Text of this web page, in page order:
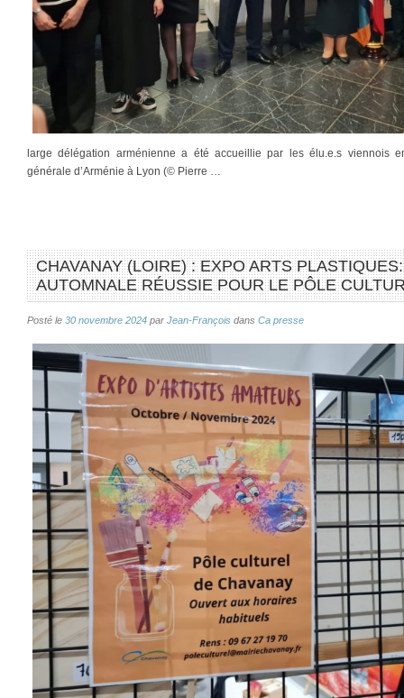
large délégation arménienne a été accueillie par les élu.e.s viennois
générale d’Arménie à Lyon (© Pierre …
CHAVANAY (LOIRE) : EXPO ARTS
AUTOMNALE RÉUSSIE POUR LE PÔLE
Posté le 30 novembre 2024 par Jean-François dans Ca presse